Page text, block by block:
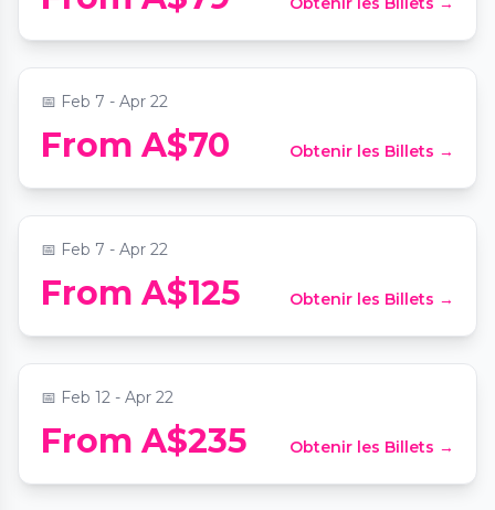
Wine Tasting
📍2 Nurses Walk
📅 Feb 7 - Apr 22
From A$70 Obtenir les Billets →
Sydney Harbour Sunset Dinner Cruise
📍Captain Cook Cruises - Wharf 1 Departures
📅 Feb 7 - Apr 22
From A$125 Obtenir les Billets →
Hunter Valley Wine Tour with Lunch and 3
Cellar Door Tastings
📍The Grace Sydney
📅 Feb 12 - Apr 22
From A$235 Obtenir les Billets →
Professional Couple Massage Workshop
📍Wolli Creek Tai Chi Massage & Wellness